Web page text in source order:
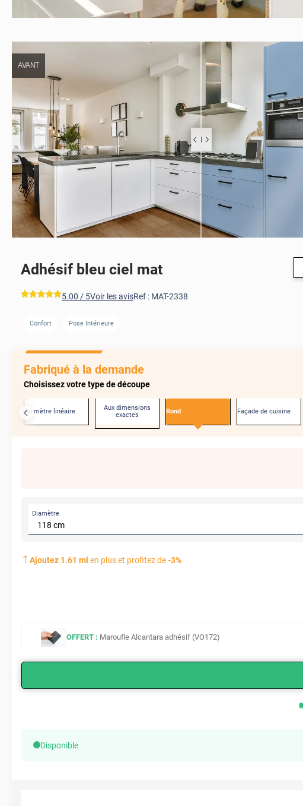
AVANT
Adhésif bleu ciel mat
*****
5.00 / 5Voir les avisRef : MAT-2338
Confort Pose Intérieure
Fabriqué à la demande
Choisissez votre type de découpe
Au mètre linéaire
Aux dimensions
exactes
Rond Façade de cuisine
Diamètre
Ajoutez 1.61 ml en plus et profitez de-3%
OFFERT : Maroufle Alcantara adhésif (VO172)
Disponible